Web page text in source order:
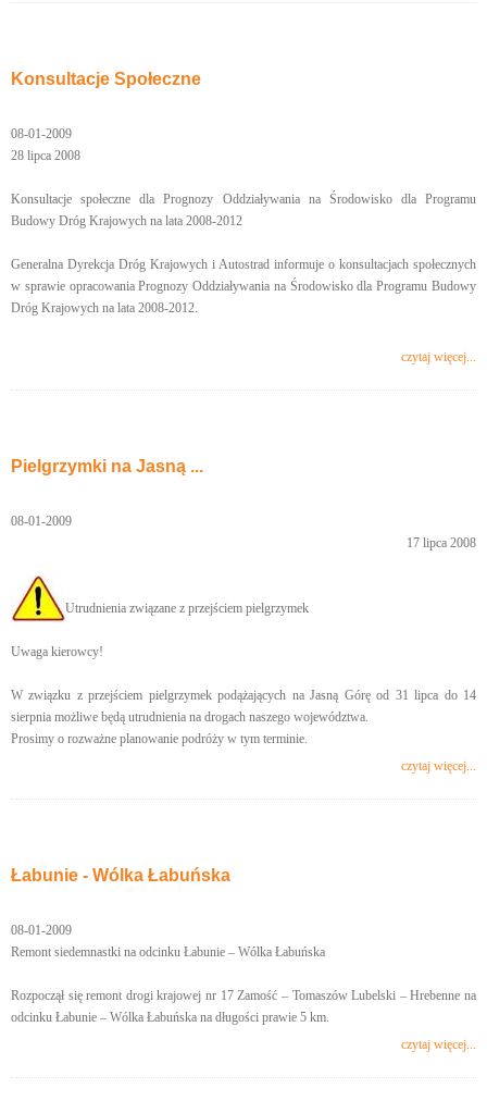
Konsultacje Społeczne
08-01-2009
28 lipca 2008
Konsultacje społeczne dla Prognozy Oddziaływania na Środowisko dla Programu
Budowy Dróg Krajowych na lata 2008-2012
Generalna Dyrekcja Dróg Krajowych i Autostrad informuje o konsultacjach społecznych
w sprawie opracowania Prognozy Oddziaływania na Środowisko dla Programu Budowy
Dróg Krajowych na lata 2008-2012.
czytaj więcej...
Pielgrzymki na Jasną ...
08-01-2009
17 lipca 2008
Utrudnienia związane z przejściem pielgrzymek
Uwaga kierowcy!
W związku z przejściem pielgrzymek podążających na Jasną Górę od 31 lipca do 14
sierpnia możliwe będą utrudnienia na drogach naszego województwa.
Prosimy o rozważne planowanie podróży w tym terminie.
czytaj więcej...
Łabunie - Wólka Łabuńska
08-01-2009
Remont siedemnastki na odcinku Łabunie – Wólka Łabuńska
Rozpoczął się remont drogi krajowej nr 17 Zamość – Tomaszów Lubelski – Hrebenne na
odcinku Łabunie – Wólka Łabuńska na długości prawie 5 km.
czytaj więcej...